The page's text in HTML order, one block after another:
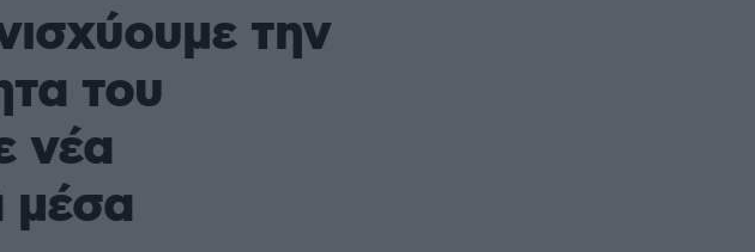
την
του
νέα
μέσα